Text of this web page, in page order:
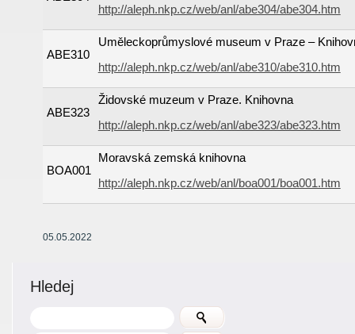
http://aleph.nkp.cz/web/anl/abe304/abe304.htm
ABE310
Uměleckoprůmyslové museum v Praze –
http://aleph.nkp.cz/web/anl/abe310/abe310.htm
ABE323
Židovské muzeum v Praze. Knihovna
http://aleph.nkp.cz/web/anl/abe323/abe323.htm
BOA001
Moravská zemská knihovna
http://aleph.nkp.cz/web/anl/boa001/boa001.htm
05.05.2022
Hledej